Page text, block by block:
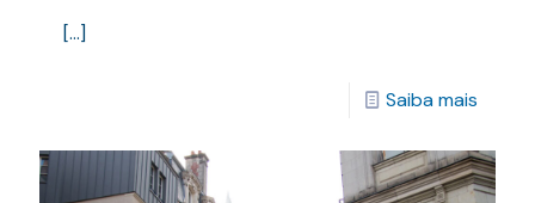
[…]
Saiba mais